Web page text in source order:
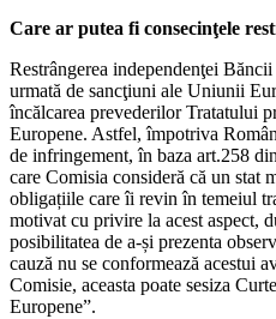
Care ar putea fi consecinţele
Restrângerea independenţei
urmată de sancţiuni ale Uniunii
încălcarea prevederilor Tratatului
Europene. Astfel, împotriva
de infringement, în baza art.258
care Comisia consideră că un stat
obligațiile care îi revin în temeiul
motivat cu privire la acest aspect,
posibilitatea de a-și prezenta
cauză nu se conformează acestui
Comisie, aceasta poate sesiza
Europene”.